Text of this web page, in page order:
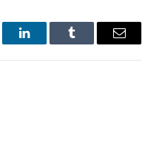
LinkedInTumblr Email